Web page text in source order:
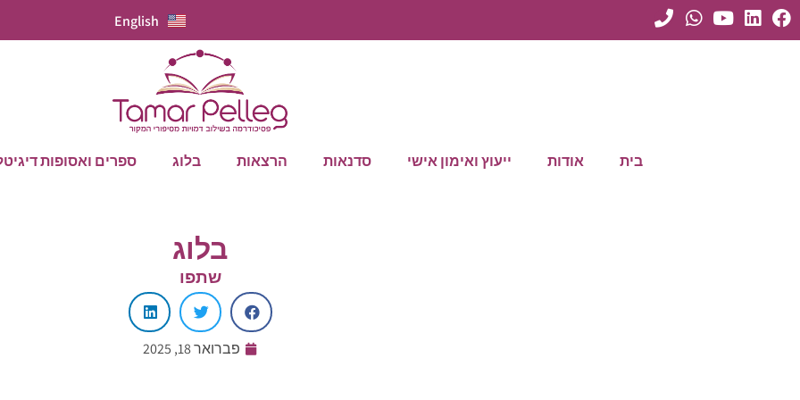
English
בית אודות ייעוץ ואימון אישי סדנאות הרצאות בלוג ספרים ואסופות
בלוג
שתפו
פברואר 18, 2025